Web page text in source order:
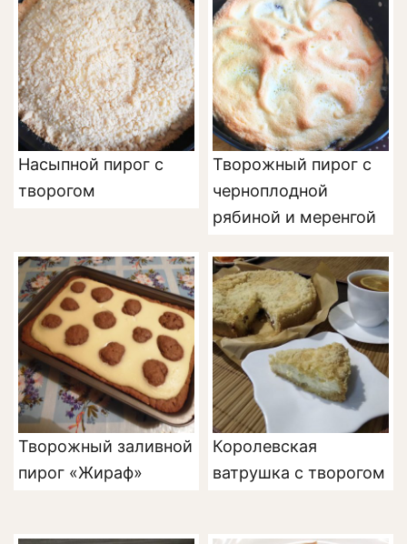
Насыпной пирог с
творогом
Творожный пирог с
черноплодной
рябиной и меренгой
Творожный заливной
пирог «Жираф»
Королевская
ватрушка с творогом